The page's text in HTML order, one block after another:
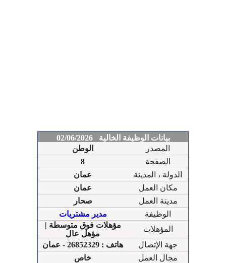
بيانات الوظيفة الخالية 02/06/2026
الوطن
المصدر
8
الصفحة
عمان
الدولة ، المدينة
عمان
مكان العمل
صحار
مدينة العمل
مدير مشتريات
الوظيفة
مؤهلات فوق متوسطة |
مؤهل عال
المؤهلات
هاتف : 26852329 - عمان
جهة الإتصال
خاص
مجال العمل